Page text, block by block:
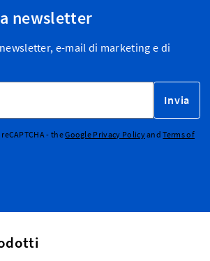
newsletter
e-mail di marketing e di
Invia
- theGoogle Privacy PolicyandTerms of